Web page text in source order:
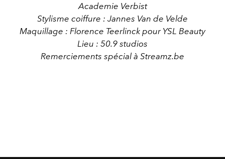
Academie Verbist
Stylisme coiffure : Jannes Van de Velde
Maquillage : Florence Teerlinck pour YSL Beauty
Lieu : 50.9 studios
Remerciements spécial à Streamz.be